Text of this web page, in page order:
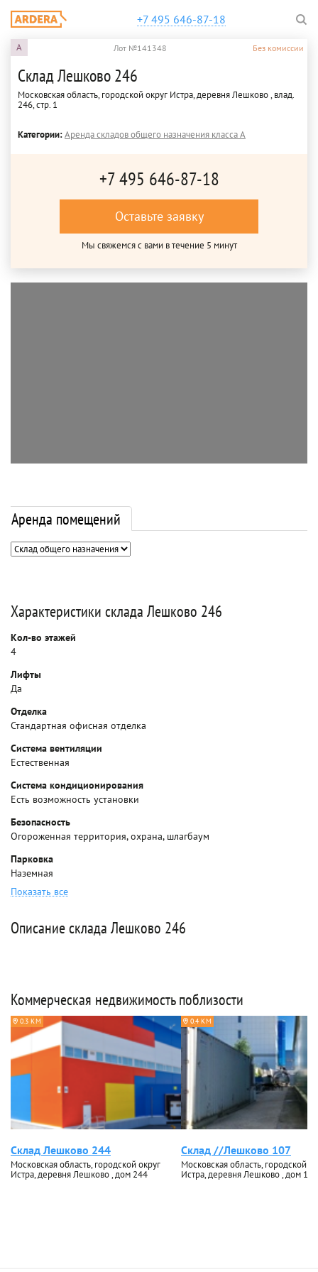
+7 495 646-87-18
A Лот №141348 Без комиссии
Склад Лешково 246
Московская область, городской округ Истра, деревня Лешково , влад.
246, стр. 1
Категории:Аренда складов общего назначения класса A
+7 495 646-87-18
Оставьте заявку
Мы свяжемся с вами в течение 5 минут
Аренда помещений
Характеристики склада Лешково 246
Кол-во этажей
4
Лифты
Да
Отделка
Стандартная офисная отделка
Система вентиляции
Естественная
Система кондиционирования
Есть возможность установки
Безопасность
Огороженная территория, охрана, шлагбаум
Парковка
Наземная
Показать все
Описание склада Лешково 246
Коммерческая недвижимость поблизости
0.3 КМ
Склад Лешково 244
Московская область, городской округ
Истра, деревня Лешково , дом 244
0.4 КМ
Склад //Лешково 107
Московская область, городской
Истра, деревня Лешково , дом 107